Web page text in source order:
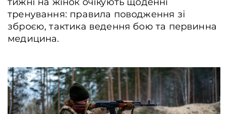
тренування: правила поводження зі
зброєю, тактика ведення бою та первинна
медицина.